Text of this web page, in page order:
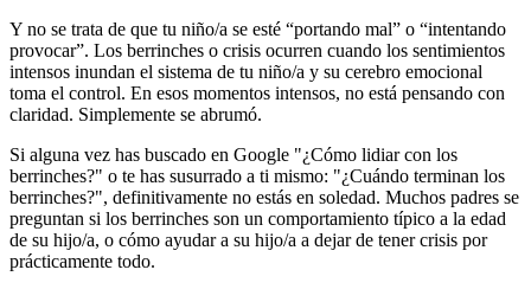
Y no se trata de que tu niño/a se esté “portando mal” o “intentando
provocar”. Los berrinches o crisis ocurren cuando los sentimientos
intensos inundan el sistema de tu niño/a y su cerebro emocional
toma el control. En esos momentos intensos, no está pensando con
claridad. Simplemente se abrumó.
Si alguna vez has buscado en Google "¿Cómo lidiar con los
berrinches?" o te has susurrado a ti mismo: "¿Cuándo terminan los
berrinches?", definitivamente no estás en soledad. Muchos padres se
preguntan si los berrinches son un comportamiento típico a la edad
de su hijo/a, o cómo ayudar a su hijo/a a dejar de tener crisis por
prácticamente todo.